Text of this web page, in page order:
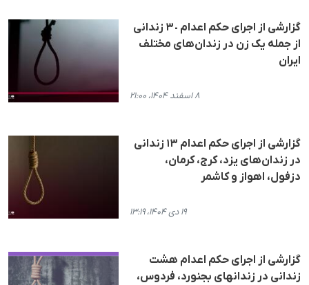
گزارشی از اجرای حکم اعدام ٣٠ زندانی
از جملە یک زن در زندان‌های مختلف
ایران
۸ اسفند ۱۴۰۴، ۲۱:۰۰
گزارشی از اجرای حکم اعدام ۱۳ زندانی
در زندان‌های یزد، کرج، کرمان،
دزفول، اهواز و کاشمر
۱۹ دی ۱۴۰۴، ۱۳:۱۹
گزارشی از اجرای حکم اعدام هشت
زندانی در زندانهای بجنورد، فردوس،